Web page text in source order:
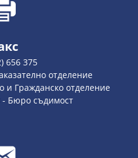
656 375
отделение
и Гражданско отделение
- Бюро съдимост